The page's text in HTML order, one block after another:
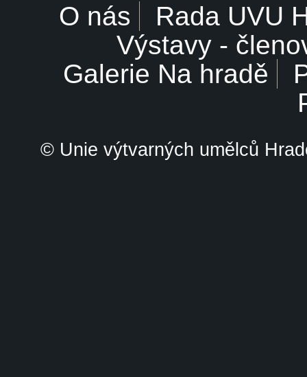
O nás
Rada UVU
Výstavy -
Galerie Na hradě
© Unie výtvarných umělců